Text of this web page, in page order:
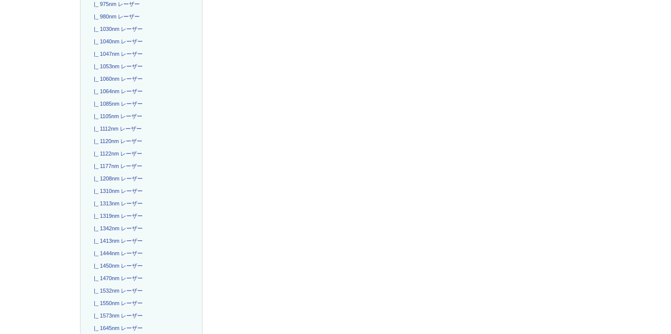
|_ 975nm レーザー
|_ 980nm レーザー
|_ 1030nm レーザー
|_ 1040nm レーザー
|_ 1047nm レーザー
|_ 1053nm レーザー
|_ 1060nm レーザー
|_ 1064nm レーザー
|_ 1085nm レーザー
|_ 1105nm レーザー
|_ 1112nm レーザー
|_ 1120nm レーザー
|_ 1122nm レーザー
|_ 1177nm レーザー
|_ 1208nm レーザー
|_ 1310nm レーザー
|_ 1313nm レーザー
|_ 1319nm レーザー
|_ 1342nm レーザー
|_ 1413nm レーザー
|_ 1444nm レーザー
|_ 1450nm レーザー
|_ 1470nm レーザー
|_ 1532nm レーザー
|_ 1550nm レーザー
|_ 1573nm レーザー
|_ 1645nm レーザー